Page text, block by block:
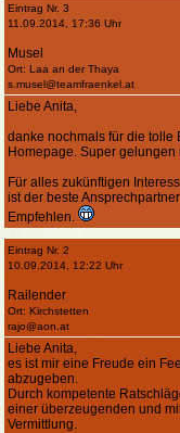
Eintrag Nr. 3
11.09.2014, 17:36 Uhr
Musel
Ort: Laa an der Thaya
s.musel@teamfraenkel.at
Liebe Anita,
danke nochmals für die tolle
Homepage. Super gelungen
Für alles zukünftigen
ist der beste
Empfehlen.
Eintrag Nr. 2
10.09.2014, 12:22 Uhr
Railender
Ort: Kirchstetten
rajo@aon.at
Liebe Anita,
es ist mir eine Freude ein
abzugeben.
Durch kompetente
einer überzeugenden und
Vermittlung.